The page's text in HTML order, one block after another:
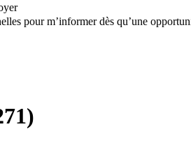
pour m’informer dès qu’une